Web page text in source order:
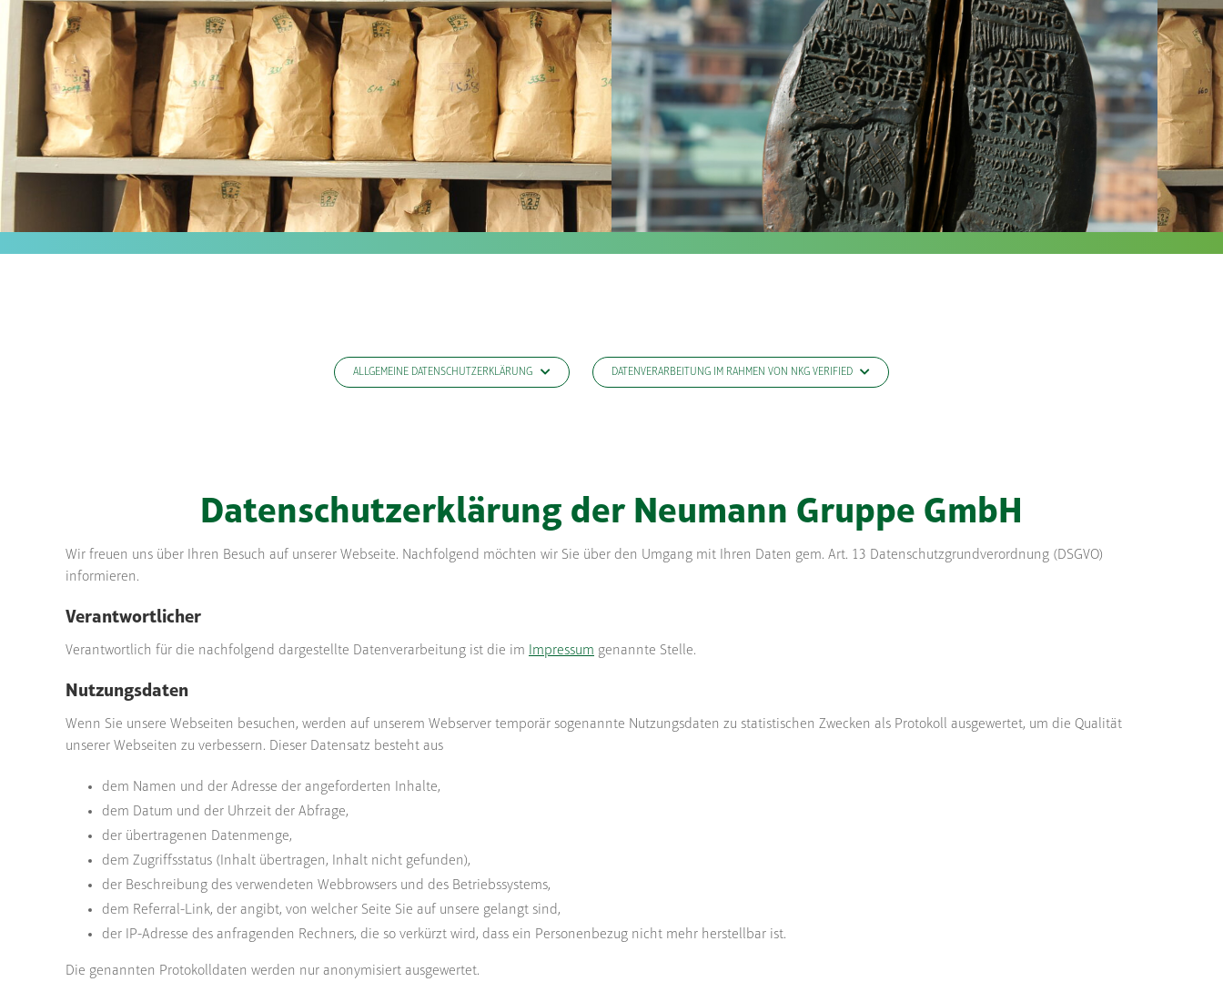
ALLGEMEINE DATENSCHUTZERKLÄRUNG DATENVERARBEITUNG IM RAHMEN VON NKG VERIFIED
Datenschutzerklärung der Neumann Gruppe GmbH
Wir freuen uns über Ihren Besuch auf unserer Webseite. Nachfolgend möchten wir Sie über den Umgang mit Ihren Daten gem. Art. 13 Datenschutzgrundverordnung (DSGVO)
informieren.
Verantwortlicher
Verantwortlich für die nachfolgend dargestellte Datenverarbeitung ist die im Impressum genannte Stelle.
Nutzungsdaten
Wenn Sie unsere Webseiten besuchen, werden auf unserem Webserver temporär sogenannte Nutzungsdaten zu statistischen Zwecken als Protokoll ausgewertet, um die Qualität
unserer Webseiten zu verbessern. Dieser Datensatz besteht aus
dem Namen und der Adresse der angeforderten Inhalte,
dem Datum und der Uhrzeit der Abfrage,
der übertragenen Datenmenge,
dem Zugriffsstatus (Inhalt übertragen, Inhalt nicht gefunden),
der Beschreibung des verwendeten Webbrowsers und des Betriebssystems,
dem Referral-Link, der angibt, von welcher Seite Sie auf unsere gelangt sind,
der IP-Adresse des anfragenden Rechners, die so verkürzt wird, dass ein Personenbezug nicht mehr herstellbar ist.
Die genannten Protokolldaten werden nur anonymisiert ausgewertet.